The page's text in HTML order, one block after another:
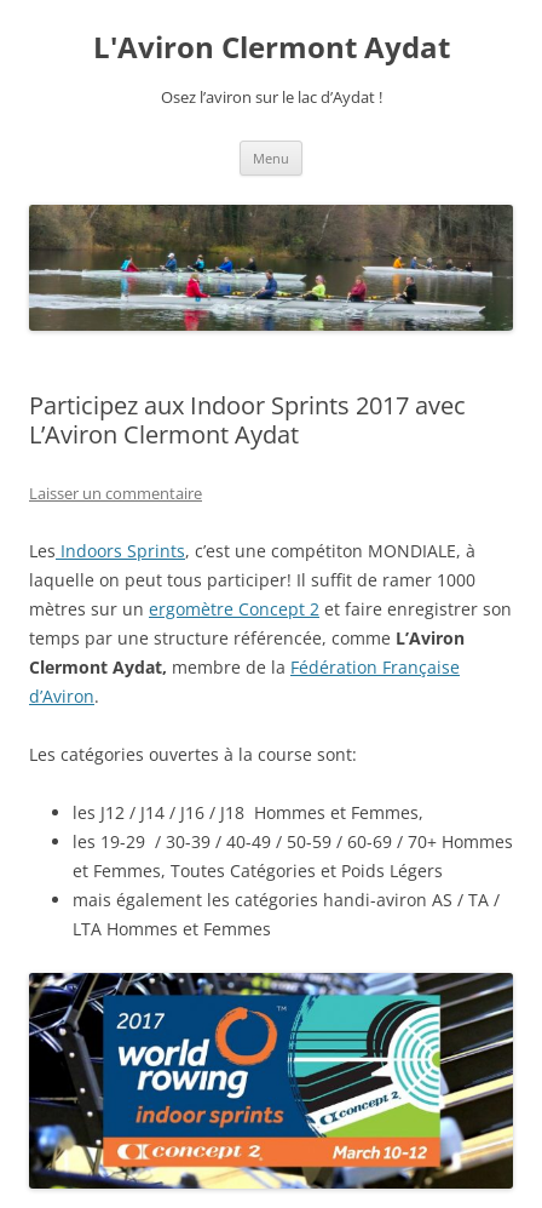
L'Aviron Clermont Aydat
Osez l’aviron sur le lac d’Aydat !
Menu
Participez aux Indoor Sprints 2017 avec
L’Aviron Clermont Aydat
Laisser un commentaire
Les Indoors Sprints, c’est une compétiton MONDIALE, à
laquelle on peut tous participer! Il suffit de ramer 1000
mètres sur un ergomètre Concept 2 et faire enregistrer son
temps par une structure référencée, comme L’Aviron
Clermont Aydat, membre de la Fédération Française
d’Aviron.
Les catégories ouvertes à la course sont:
les J12 / J14 / J16 / J18 Hommes et Femmes,
les 19-29 / 30-39 / 40-49 / 50-59 / 60-69 / 70+ Hommes
et Femmes, Toutes Catégories et Poids Légers
mais également les catégories handi-aviron AS / TA /
LTA Hommes et Femmes